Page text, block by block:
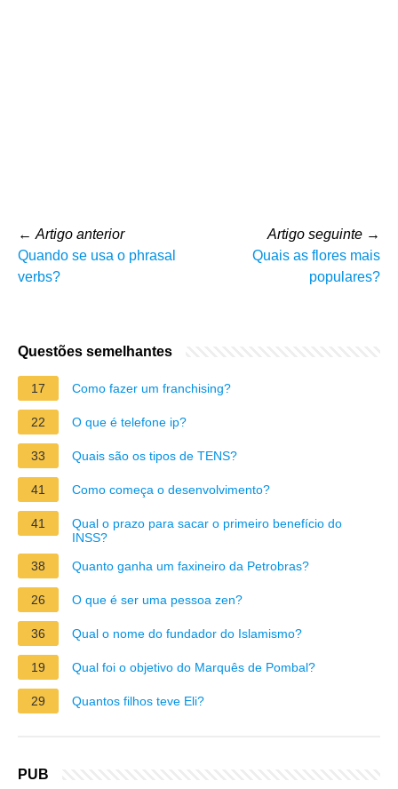
← Artigo anterior
Quando se usa o phrasal
verbs?
Artigo seguinte →
Quais as flores mais
populares?
Questões semelhantes
17 Como fazer um franchising?
22 O que é telefone ip?
33 Quais são os tipos de TENS?
41 Como começa o desenvolvimento?
41
Qual o prazo para sacar o primeiro benefício do
INSS?
38
Quanto ganha um faxineiro da Petrobras?
26 O que é ser uma pessoa zen?
36 Qual o nome do fundador do Islamismo?
19 Qual foi o objetivo do Marquês de Pombal?
29 Quantos filhos teve Eli?
PUB